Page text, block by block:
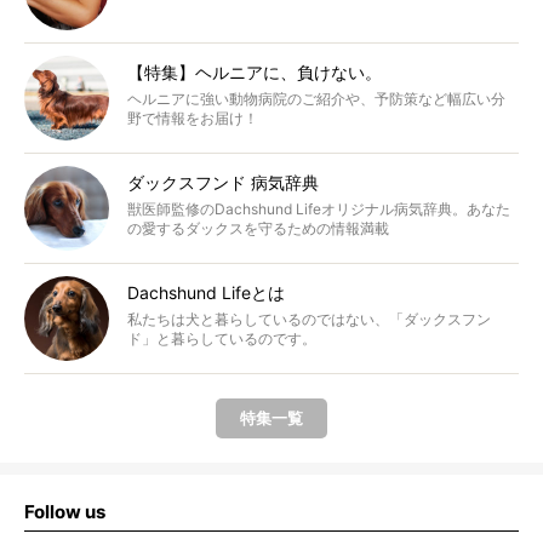
【特集】ヘルニアに、負けない。
ヘルニアに強い動物病院のご紹介や、予防策など幅広い分
野で情報をお届け！
ダックスフンド 病気辞典
獣医師監修のDachshund Lifeオリジナル病気辞典。あなた
の愛するダックスを守るための情報満載
Dachshund Lifeとは
私たちは犬と暮らしているのではない、「ダックスフン
ド」と暮らしているのです。
特集一覧
Follow us